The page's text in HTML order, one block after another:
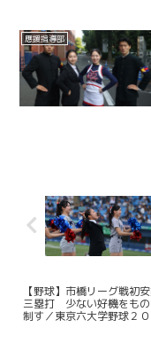
應援指導部
【野球】市橋リーグ戦初
三塁打 少ない好機をも
制す／東京六大学野球２